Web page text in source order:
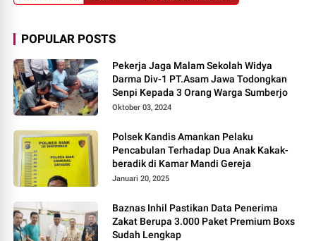
POPULAR POSTS
Pekerja Jaga Malam Sekolah Widya
Darma Div-1 PT.Asam Jawa Todongkan
Senpi Kepada 3 Orang Warga Sumberjo
Oktober 03, 2024
Polsek Kandis Amankan Pelaku
Pencabulan Terhadap Dua Anak Kakak-
beradik di Kamar Mandi Gereja
Januari 20, 2025
Baznas Inhil Pastikan Data Penerima
Zakat Berupa 3.000 Paket Premium Boxs
Sudah Lengkap